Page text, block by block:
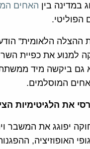
במדינה בין האחים
ההצלה הלאומית"
את כפיית
ביקשה מיד
המוסלמים.
את הלגיטימיות
יפוגג את המשבר
האופוזיציה,